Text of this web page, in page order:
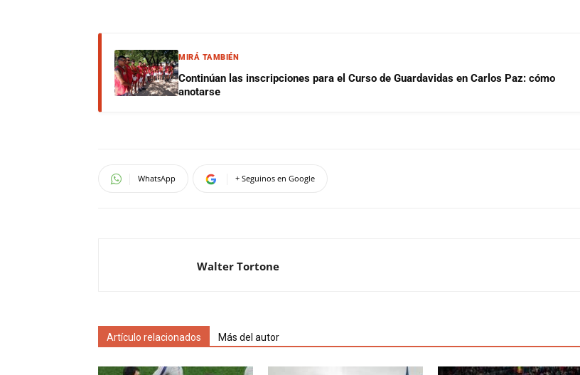
MIRÁ TAMBIÉN
Continúan las inscripciones para el Curso de Guardavidas en Carlos Paz: cómo
anotarse
WhatsApp + Seguinos en Google
Walter Tortone
Artículo relacionados Más del autor